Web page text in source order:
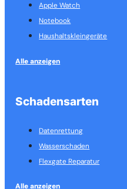
Apple Watch
Notebook
Haushalts­kleingeräte
Alle anzeigen
Schadensarten
Datenrettung
Wasserschaden
Flexgate Reparatur
Alle anzeigen